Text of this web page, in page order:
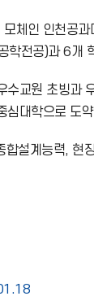
체인 인천공
학전공)과 6개
수교원 초빙과
심대학으로 도
합설계능력, 현